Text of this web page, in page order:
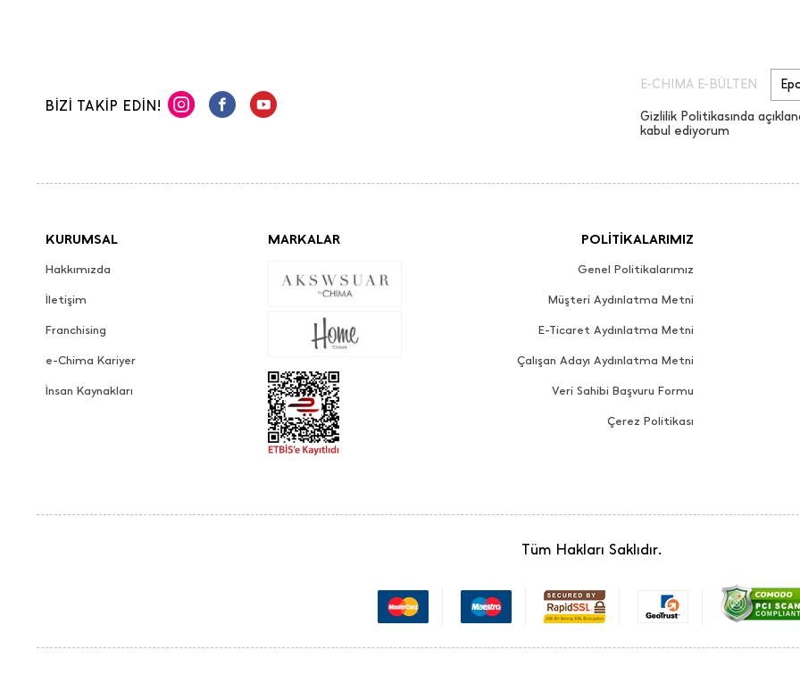
BİZİ TAKİP EDİN!
E-CHIMA E-BÜLTEN
Gizlilik Politikasında
kabul ediyorum
KURUMSAL
Hakkımızda
İletişim
Franchising
e-Chima Kariyer
İnsan Kaynakları
MARKALAR POLİTİKALARIMIZ
Genel Politikalarımız
Müşteri Aydınlatma Metni
E-Ticaret Aydınlatma Metni
Çalışan Adayı Aydınlatma Metni
Veri Sahibi Başvuru Formu
Çerez Politikası
Tüm Hakları Saklıdır.